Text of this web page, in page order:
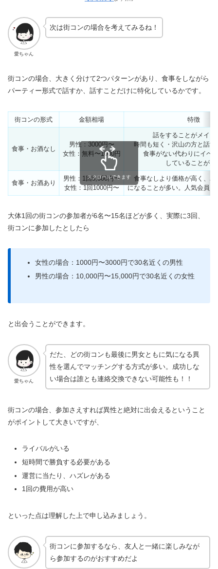
愛ちゃん
次は街コンの場合を考えてみるね！
街コンの場合、大きく分けて2つパターンがあり、食事をしながら
パーティー形式で話すか、話すことだけに特化しているかです。
街コンの形式 金額相場 特徴
食事・お酒なし
男性：3000円〜
女性：無料〜1000円
話をすることがメイン
時間も短く・沢山の方と話す
食事がない代わりにイベ
していることが多
食事・お酒あり
男性：1回5,500円〜
女性：1回1000円〜
食事なしより価格が高く、パ
になることが多い。人気会員に
スクロールできます
大体1回の街コンの参加者が6名〜15名ほどが多く、実際に3回、
街コンに参加したとしたら
女性の場合：1000円〜3000円で30名近くの男性
男性の場合：10,000円〜15,000円で30名近くの女性
と出会うことができます。
愛ちゃん
だた、どの街コンも最後に男女ともに気になる異
性を選んでマッチングする方式が多い。成功しな
い場合は誰とも連絡交換できない可能性も！！
街コンの場合、参加さえすれば異性と絶対に出会えるということ
がポイントして大きいですが、
ライバルがいる
短時間で勝負する必要がある
運営に当たり、ハズレがある
1回の費用が高い
といった点は理解した上で申し込みましょう。
街コンに参加するなら、友人と一緒に楽しみなが
ら参加するのがおすすめだよ